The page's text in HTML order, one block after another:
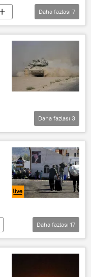
Daha fazlası 7
Daha fazlası 3
Daha fazlası 17